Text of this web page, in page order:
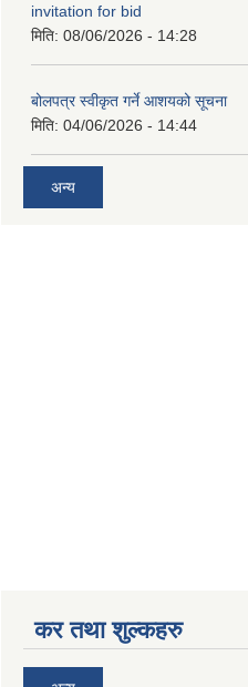
invitation for bid
मिति: 08/06/2026 - 14:28
बोलपत्र स्वीकृत गर्ने आशयको सूचना
मिति: 04/06/2026 - 14:44
अन्य
कर तथा शुल्कहरु